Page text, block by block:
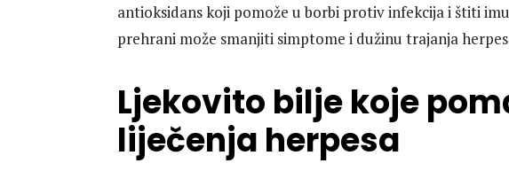
antioksidans koji pomože u borbi protiv infekcija i štiti
prehrani može smanjiti simptome i dužinu trajanja
Ljekovito bilje koje
liječenja herpesa